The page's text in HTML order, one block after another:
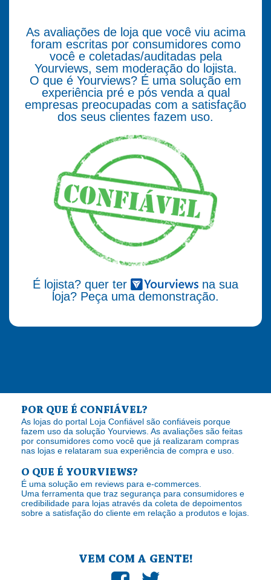
As avaliações de loja que você viu acima
foram escritas por consumidores como
você e coletadas/auditadas pela
Yourviews, sem moderação do lojista.
O que é Yourviews? É uma solução em
experiência pré e pós venda a qual
empresas preocupadas com a satisfação
dos seus clientes fazem uso.
É lojista? quer ter
na sua
loja? Peça uma demonstração.
POR QUE É CONFIÁVEL?
As lojas do portal Loja Confiável são confiáveis porque
fazem uso da solução Yourviews. As avaliações são feitas
por consumidores como você que já realizaram compras
nas lojas e relataram sua experiência de compra e uso.
O QUE É YOURVIEWS?
É uma solução em reviews para e-commerces.
Uma ferramenta que traz segurança para consumidores e
credibilidade para lojas através da coleta de depoimentos
sobre a satisfação do cliente em relação a produtos e lojas.
VEM COM A GENTE!